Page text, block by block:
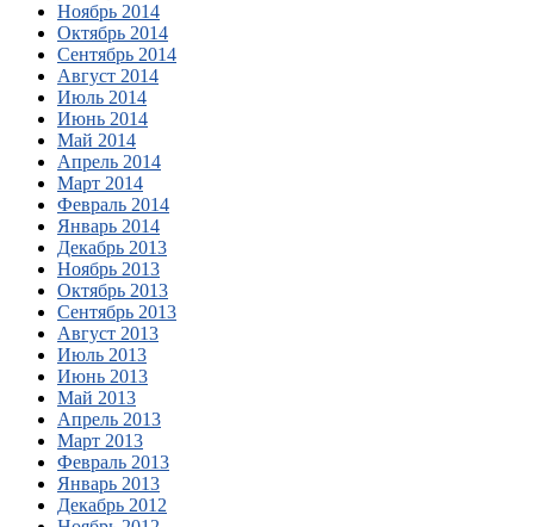
Ноябрь 2014
Октябрь 2014
Сентябрь 2014
Август 2014
Июль 2014
Июнь 2014
Май 2014
Апрель 2014
Март 2014
Февраль 2014
Январь 2014
Декабрь 2013
Ноябрь 2013
Октябрь 2013
Сентябрь 2013
Август 2013
Июль 2013
Июнь 2013
Май 2013
Апрель 2013
Март 2013
Февраль 2013
Январь 2013
Декабрь 2012